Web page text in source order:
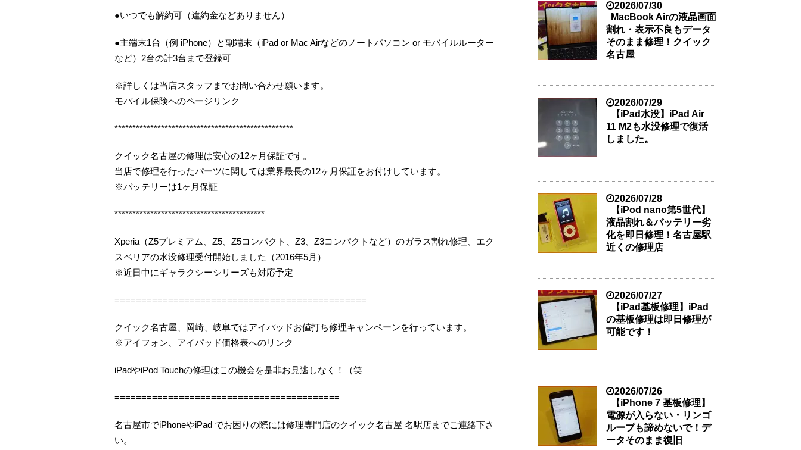
●いつでも解約可（違約金などありません）
●主端末1台（例 iPhone）と副端末（iPad or Mac Airなどのノートパソコン or モバイルルーター
など）2台の計3台まで登録可
※詳しくは当店スタッフまでお問い合わせ願います。
モバイル保険へのページリンク
**************************************************
クイック名古屋の修理は安心の12ヶ月保証です。
当店で修理を行ったパーツに関しては業界最長の12ヶ月保証をお付けしています。
※バッテリーは1ヶ月保証
******************************************
Xperia（Z5プレミアム、Z5、Z5コンパクト、Z3、Z3コンパクトなど）のガラス割れ修理、エク
スペリアの水没修理受付開始しました（2016年5月）
※近日中にギャラクシーシリーズも対応予定
===============================================
クイック名古屋、岡崎、岐阜ではアイパッドお値打ち修理キャンペーンを行っています。
※アイフォン、アイパッド価格表へのリンク
iPadやiPod Touchの修理はこの機会を是非お見逃しなく！（笑
==========================================
名古屋市でiPhoneやiPad でお困りの際には修理専門店のクイック名古屋 名駅店までご連絡下さ
い。
2026/07/30
MacBook Airの液晶画面
割れ・表示不良もデータ
そのまま修理！クイック
名古屋
2026/07/29
【iPad水没】iPad Air
11 M2も水没修理で復活
しました。
2026/07/28
【iPod nano第5世代】
液晶割れ＆バッテリー劣
化を即日修理！名古屋駅
近くの修理店
2026/07/27
【iPad基板修理】iPad
の基板修理は即日修理が
可能です！
2026/07/26
【iPhone 7 基板修理】
電源が入らない・リンゴ
ループも諦めないで！デ
ータそのまま復旧